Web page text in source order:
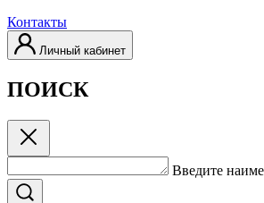
Контакты
Личный кабинет
ПОИСК
Введите